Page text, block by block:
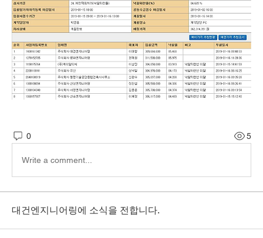
0 5
Write a comment...
대건엔지니어링에 소식을 전합니다.